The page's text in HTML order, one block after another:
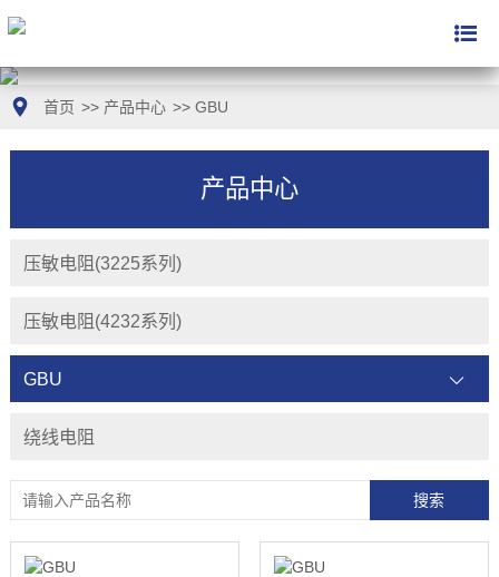
首页 >> 产品中心 >> GBU
产品中心
压敏电阻(3225系列)
压敏电阻(4232系列)
GBU
绕线电阻